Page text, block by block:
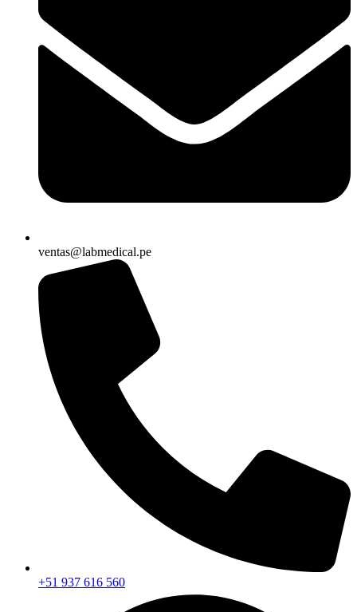
ventas@labmedical.pe
+51 937 616 560